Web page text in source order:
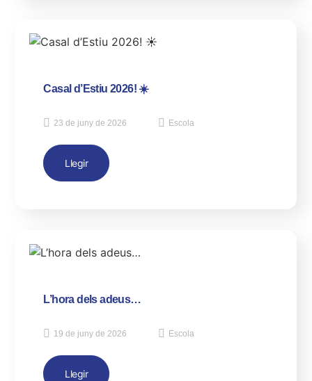
Casal d’Estiu 2026! ☀️
23 de juny de 2026 Escola
Llegir
L’hora dels adeus…
19 de juny de 2026 Escola
Llegir